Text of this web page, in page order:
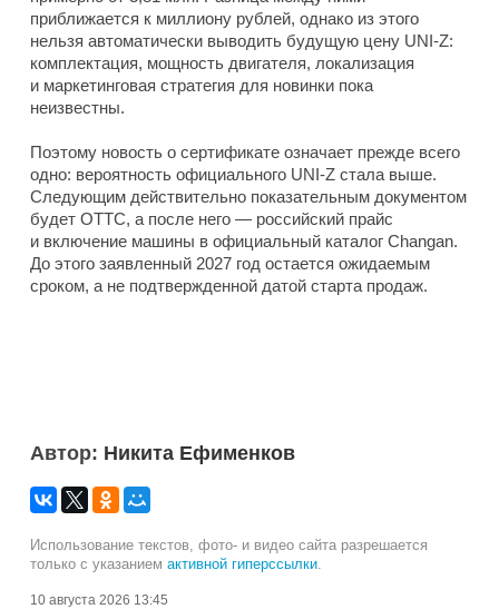
приближается к миллиону рублей, однако из этого
нельзя автоматически выводить будущую цену UNI-Z:
комплектация, мощность двигателя, локализация
и маркетинговая стратегия для новинки пока
неизвестны.
Поэтому новость о сертификате означает прежде всего
одно: вероятность официального UNI-Z стала выше.
Следующим действительно показательным документом
будет ОТТС, а после него — российский прайс
и включение машины в официальный каталог Changan.
До этого заявленный 2027 год остается ожидаемым
сроком, а не подтвержденной датой старта продаж.
Автор: Никита Ефименков
Использование текстов, фото- и видео сайта разрешается
только с указанием активной гиперссылки
10 августа 2026 13:45